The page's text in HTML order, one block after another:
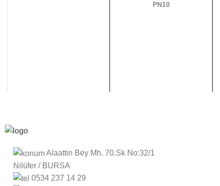
PN10
Alaattin Bey Mh. 70.Sk No:32/1
Nilüfer / BURSA
0534 237 14 29